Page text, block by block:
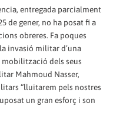
entregada parcialment
de gener, no ha posat fi a
obreres. Fa poques
invasió militar d’una
mobilització dels seus
Mahmoud Nasser,
“lluitarem pels nostres
un gran esforç i son